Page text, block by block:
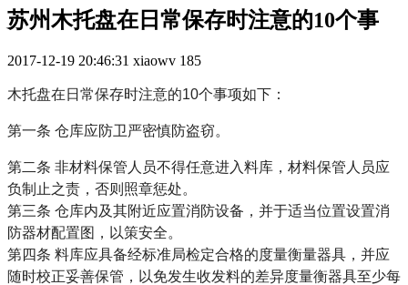
苏州木托盘在日常保存时注意的10个事
2017-12-19 20:46:31 xiaowv 185
木托盘在日常保存时注意的10个事项如下：
第一条 仓库应防卫严密慎防盗窃。
第二条 非材料保管人员不得任意进入料库，材料保管人员应
负制止之责，否则照章惩处。
第三条 仓库内及其附近应置消防设备，并于适当位置设置消
防器材配置图，以策安全。
第四条 料库应具备经标准局检定合格的度量衡量器具，并应
随时校正妥善保管，以免发生收发料的差异度量衡器具至少每